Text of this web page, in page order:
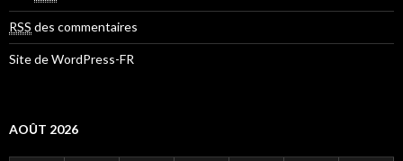
RSS des commentaires
Site de WordPress-FR
AOÛT 2026